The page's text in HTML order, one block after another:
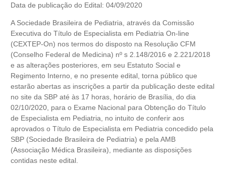
Data de publicação do Edital: 04/09/2020
A Sociedade Brasileira de Pediatria, através da Comissão
Executiva do Título de Especialista em Pediatria On-line
(CEXTEP-On) nos termos do disposto na Resolução CFM
(Conselho Federal de Medicina) nº s 2.148/2016 e 2.221/2018
e as alterações posteriores, em seu Estatuto Social e
Regimento Interno, e no presente edital, torna público que
estarão abertas as inscrições a partir da publicação deste edital
no site da SBP até às 17 horas, horário de Brasília, do dia
02/10/2020, para o Exame Nacional para Obtenção do Título
de Especialista em Pediatria, no intuito de conferir aos
aprovados o Título de Especialista em Pediatria concedido pela
SBP (Sociedade Brasileira de Pediatria) e pela AMB
(Associação Médica Brasileira), mediante as disposições
contidas neste edital.